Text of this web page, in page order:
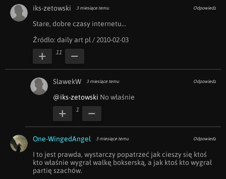
iks-zetowski 3 miesiące temu Odpowiedz
Stare, dobre czasy internetu...
Źródło: daily art pl / 2010-02-03
11
SlawekW 3 miesiące temu Odpowiedz
@iks-zetowski No właśnie
1
One-WingedAngel 3 miesiące temu Odpowiedz
I to jest prawda, wystarczy popatrzeć jak cieszy się ktoś
kto właśnie wygrał walkę bokserską, a jak ktoś kto wygrał
partię szachów.